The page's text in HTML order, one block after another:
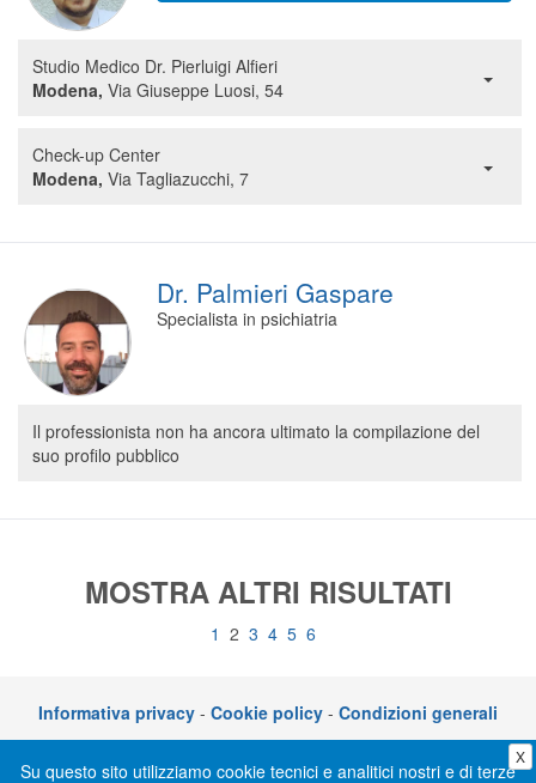
Studio Medico Dr. Pierluigi Alfieri
Modena, Via Giuseppe Luosi, 54
Check-up Center
Modena, Via Tagliazucchi, 7
Dr. Palmieri Gaspare
Specialista in psichiatria
Il professionista non ha ancora ultimato la compilazione del
suo profilo pubblico
MOSTRA ALTRI RISULTATI
1 2 3 4 5 6
Su questo sito utilizziamo cookie tecnici e analitici nostri e di terze
X
Informativa privacy - Cookie policy - Condizioni generali
CLICKDOC è un servizio di CGM Italia S.r.l. - P.I. 05014030729 – Via adriano